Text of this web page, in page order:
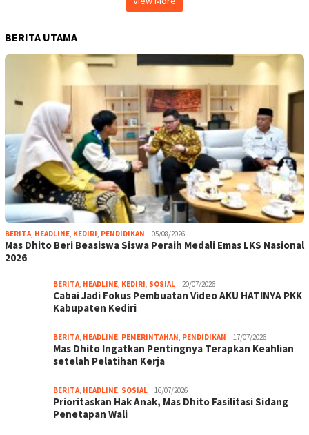
BERITA UTAMA
BERITA, HEADLINE, KEDIRI, PENDIDIKAN 05/08/2026
Mas Dhito Beri Beasiswa Siswa Peraih Medali Emas LKS Nasional
2026
BERITA, HEADLINE, KEDIRI, SOSIAL 20/07/2026
Cabai Jadi Fokus Pembuatan Video AKU HATINYA PKK
Kabupaten Kediri
BERITA, HEADLINE, PEMERINTAHAN, PENDIDIKAN 17/07/2026
Mas Dhito Ingatkan Pentingnya Terapkan Keahlian
setelah Pelatihan Kerja
BERITA, HEADLINE, SOSIAL 16/07/2026
Prioritaskan Hak Anak, Mas Dhito Fasilitasi Sidang
Penetapan Wali